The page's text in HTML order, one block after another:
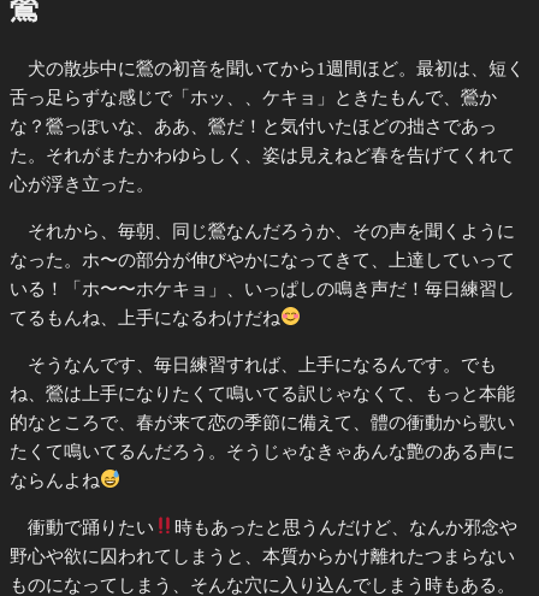
日:
鶯
犬の散歩中に鶯の初音を聞いてから1週間ほど。最初は、短く
舌っ足らずな感じで「ホッ、、ケキョ」ときたもんで、鶯か
な？鶯っぽいな、ああ、鶯だ！と気付いたほどの拙さであっ
た。それがまたかわゆらしく、姿は見えねど春を告げてくれて
心が浮き立った。
それから、毎朝、同じ鶯なんだろうか、その声を聞くように
なった。ホ〜の部分が伸びやかになってきて、上達していって
いる！「ホ〜〜ホケキョ」、いっぱしの鳴き声だ！毎日練習し
てるもんね、上手になるわけだね
そうなんです、毎日練習すれば、上手になるんです。でも
ね、鶯は上手になりたくて鳴いてる訳じゃなくて、もっと本能
的なところで、春が来て恋の季節に備えて、體の衝動から歌い
たくて鳴いてるんだろう。そうじゃなきゃあんな艶のある声に
ならんよね
衝動で踊りたい
時もあったと思うんだけど、なんか邪念や
野心や欲に囚われてしまうと、本質からかけ離れたつまらない
ものになってしまう、そんな穴に入り込んでしまう時もある。